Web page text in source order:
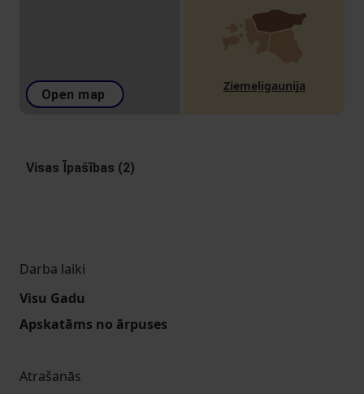
Open map
Ziemeļigaunija
Visas Īpašības (2)
Darba laiki
Visu Gadu
Apskatāms no ārpuses
Atrašanās